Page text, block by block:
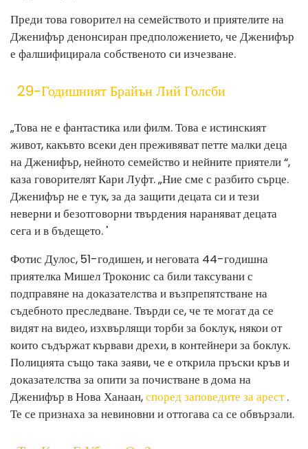
Преди това говорител на семейството и приятелите на
Дженифър денонсиран предположението, че Дженифър
е фалшифицирала собственото си изчезване.
29-Годишният Брайън Лий Голсби
„Това не е фантастика или филм. Това е истинският
живот, какъвто всеки ден преживяват петте малки деца
на Дженифър, нейното семейство и нейните приятели “,
каза говорителят Кари Луфт. „Ние сме с разбито сърце.
Дженифър не е тук, за да защити децата си и тези
неверни и безотговорни твърдения нараняват децата
сега и в бъдещето. '
Фотис Дулос, 51-годишен, и неговата 44-годишна
приятелка Мишел Троконис са били таксувани с
подправяне на доказателства и възпрепятстване на
съдебното преследване. Твърди се, че те могат да се
видят на видео, изхвърлящи торби за боклук, някои от
които съдържат кървави дрехи, в контейнери за боклук.
Полицията също така заяви, че е открила пръски кръв и
доказателства за опити за почистване в дома на
Дженифър в Нова Ханаан,според заповедите за арест.
Те се признаха за невиновни и оттогава са се обвързали.